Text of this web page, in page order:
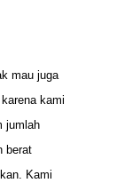
mau juga
kami
jumlah
berat
Kami